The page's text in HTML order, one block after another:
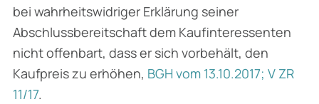
bei wahrheitswidriger Erklärung seiner
Abschlussbereitschaft dem Kaufinteressenten
nicht offenbart, dass er sich vorbehält, den
Kaufpreis zu erhöhen, BGH vom 13.10.2017; V ZR
11/17.